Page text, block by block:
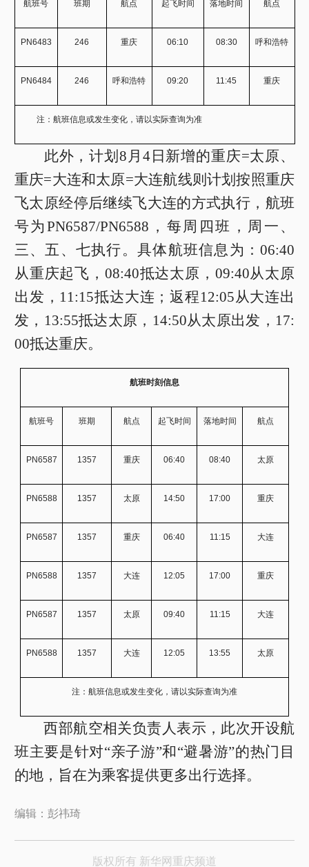
航班号 班期 航点 起飞时间 落地时间 航点
PN6483 246 重庆 06:10 08:30 呼和浩特
PN6484 246 呼和浩特 09:20 11:45 重庆
注：航班信息或发生变化，请以实际查询为准
此外，计划8月4日新增的重庆=太原、
重庆=大连和太原=大连航线则计划按照重庆
飞太原经停后继续飞大连的方式执行，航班
号为PN6587/PN6588，每周四班，周一、
三、五、七执行。具体航班信息为：06:40
从重庆起飞，08:40抵达太原，09:40从太原
出发，11:15抵达大连；返程12:05从大连出
发，13:55抵达太原，14:50从太原出发，17:
00抵达重庆。
航班时刻信息
航班号 班期 航点 起飞时间 落地时间 航点
PN6587 1357 重庆 06:40 08:40 太原
PN6588 1357 太原 14:50 17:00 重庆
PN6587 1357 重庆 06:40 11:15 大连
PN6588 1357 大连 12:05 17:00 重庆
PN6587 1357 太原 09:40 11:15 大连
PN6588 1357 大连 12:05 13:55 太原
注：航班信息或发生变化，请以实际查询为准
西部航空相关负责人表示，此次开设航
班主要是针对“亲子游”和“避暑游”的热门目
的地，旨在为乘客提供更多出行选择。
编辑：彭祎琦
版权所有 新华网重庆频道